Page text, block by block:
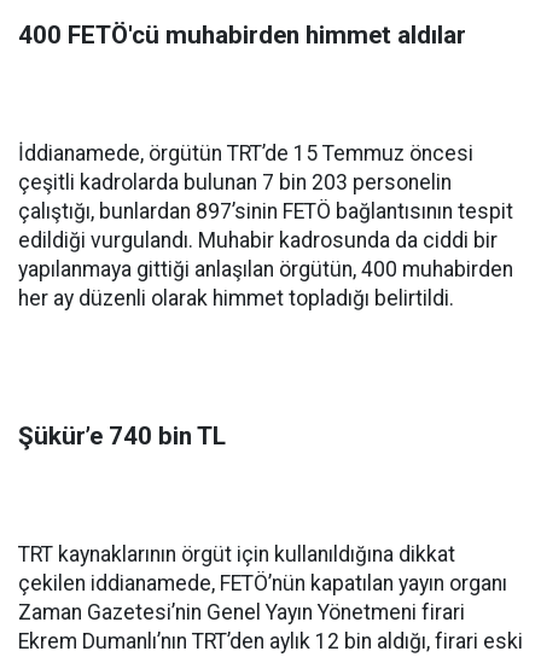
400 FETÖ'cü muhabirden himmet aldılar
İddianamede, örgütün TRT’de 15 Temmuz öncesi
çeşitli kadrolarda bulunan 7 bin 203 personelin
çalıştığı, bunlardan 897’sinin FETÖ bağlantısının tespit
edildiği vurgulandı. Muhabir kadrosunda da ciddi bir
yapılanmaya gittiği anlaşılan örgütün, 400 muhabirden
her ay düzenli olarak himmet topladığı belirtildi.
Şükür’e 740 bin TL
TRT kaynaklarının örgüt için kullanıldığına dikkat
çekilen iddianamede, FETÖ’nün kapatılan yayın organı
Zaman Gazetesi’nin Genel Yayın Yönetmeni firari
Ekrem Dumanlı’nın TRT’den aylık 12 bin aldığı, firari eski